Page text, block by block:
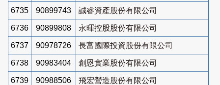
6735 90899743 誠睿資產股份有限公司
6736 90899808 永暉控股股份有限公司
6737 90978726 長富國際投資股份有限公司
6738 90983404 創恩實業股份有限公司
6739 90988506 飛宏營造股份有限公司